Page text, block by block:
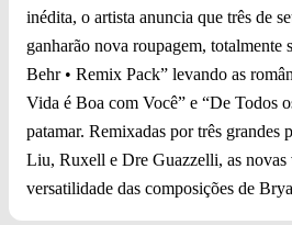
inédita, o artista anuncia que três de
ganharão nova roupagem, totalmente
Behr • Remix Pack” levando as
Vida é Boa com Você” e “De Todos
patamar. Remixadas por três grandes
Liu, Ruxell e Dre Guazzelli, as novas
versatilidade das composições de